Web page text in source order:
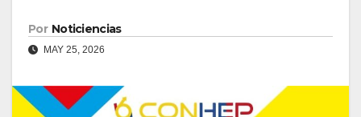
Por Noticiencias
MAY 25, 2026